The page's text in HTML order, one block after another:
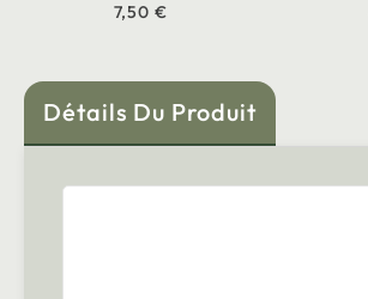
7,50 €
Détails Du Produit